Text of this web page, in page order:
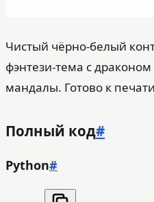
Чистый чёрно-белый
фэнтези-тема с
мандалы. Готово к
Полный код#
Python#